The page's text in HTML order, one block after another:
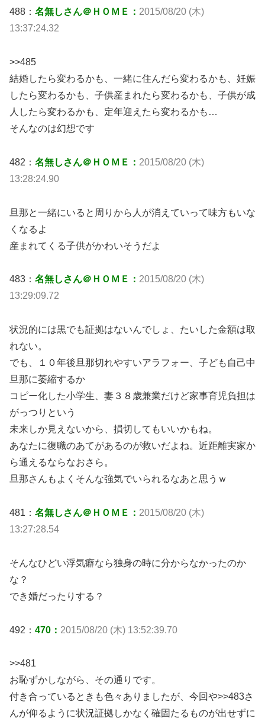
488： 名無しさん＠ＨＯＭＥ： 2015/08/20 (木)
13:37:24.32
>>485
結婚したら変わるかも、一緒に住んだら変わるかも、妊娠
したら変わるかも、子供産まれたら変わるかも、子供が成
人したら変わるかも、定年迎えたら変わるかも…
そんなのは幻想です
482： 名無しさん＠ＨＯＭＥ： 2015/08/20 (木)
13:28:24.90
旦那と一緒にいると周りから人が消えていって味方もいな
くなるよ
産まれてくる子供がかわいそうだよ
483： 名無しさん＠ＨＯＭＥ： 2015/08/20 (木)
13:29:09.72
状況的には黒でも証拠はないんでしょ、たいした金額は取
れない。
でも、１０年後旦那切れやすいアラフォー、子ども自己中
旦那に萎縮するか
コピー化した小学生、妻３８歳兼業だけど家事育児負担は
がっつりという
未来しか見えないから、損切してもいいかもね。
あなたに復職のあてがあるのが救いだよね。近距離実家か
ら通えるならなおさら。
旦那さんもよくそんな強気でいられるなあと思うｗ
481： 名無しさん＠ＨＯＭＥ： 2015/08/20 (木)
13:27:28.54
そんなひどい浮気癖なら独身の時に分からなかったのか
な？
でき婚だったりする？
492： 470： 2015/08/20 (木) 13:52:39.70
>>481
お恥ずかしながら、その通りです。
付き合っているときも色々ありましたが、今回や>>483さ
んが仰るように状況証拠しかなく確固たるものが出せずに